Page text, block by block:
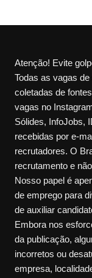
Atenção! Evite
Todas as vagas
coletadas de
vagas no
Sólides, InfoJobs,
recebidas por e-
recrutadores. O
recrutamento e
Nosso papel é
de emprego para
de auxiliar
Embora nos
da publicação,
incorretos ou
empresa,